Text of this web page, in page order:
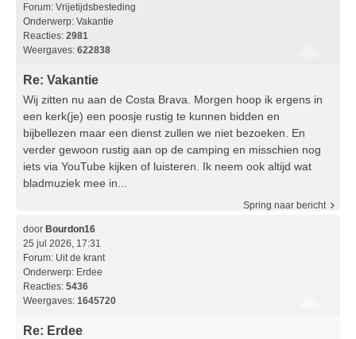
Forum: Vrijetijdsbesteding
Onderwerp: Vakantie
Reacties: 2981
Weergaves: 622838
Re: Vakantie
Wij zitten nu aan de Costa Brava. Morgen hoop ik ergens in
een kerk(je) een poosje rustig te kunnen bidden en
bijbellezen maar een dienst zullen we niet bezoeken. En
verder gewoon rustig aan op de camping en misschien nog
iets via YouTube kijken of luisteren. Ik neem ook altijd wat
bladmuziek mee in...
Spring naar bericht
door Bourdon16
25 jul 2026, 17:31
Forum: Uit de krant
Onderwerp: Erdee
Reacties: 5436
Weergaves: 1645720
Re: Erdee